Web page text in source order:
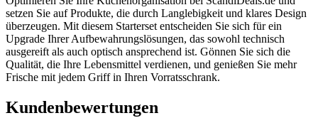
setzen Sie auf Produkte, die durch Langlebigkeit und klares Design
überzeugen. Mit diesem Starterset entscheiden Sie sich für ein
Upgrade Ihrer Aufbewahrungslösungen, das sowohl technisch
ausgereift als auch optisch ansprechend ist. Gönnen Sie sich die
Qualität, die Ihre Lebensmittel verdienen, und genießen Sie mehr
Frische mit jedem Griff in Ihren Vorratsschrank.
Kundenbewertungen